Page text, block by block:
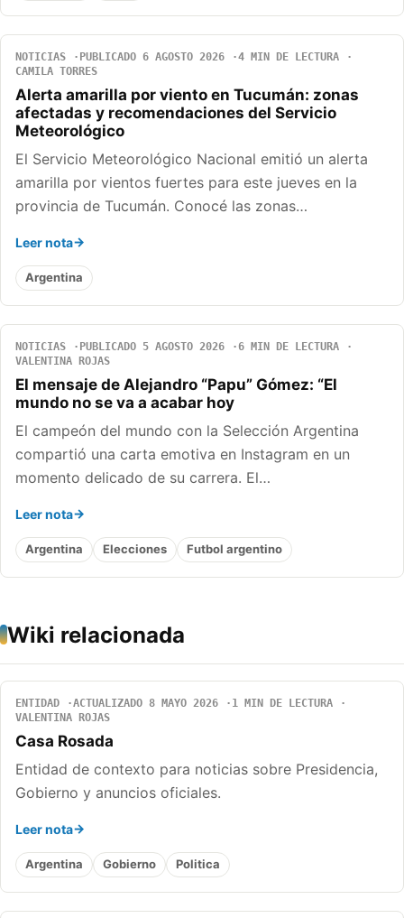
NOTICIAS PUBLICADO 6 AGOSTO 2026
4 MIN DE LECTURA
CAMILA TORRES
Alerta amarilla por viento en Tucumán: zonas
afectadas y recomendaciones del Servicio
Meteorológico
El Servicio Meteorológico Nacional emitió un alerta
amarilla por vientos fuertes para este jueves en la
provincia de Tucumán. Conocé las zonas…
Leer nota
Argentina
NOTICIAS PUBLICADO 5 AGOSTO 2026
6 MIN DE LECTURA
VALENTINA ROJAS
El mensaje de Alejandro “Papu” Gómez: “El
mundo no se va a acabar hoy
El campeón del mundo con la Selección Argentina
compartió una carta emotiva en Instagram en un
momento delicado de su carrera. El…
Leer nota
Argentina Elecciones Futbol argentino
Wiki relacionada
ENTIDAD ACTUALIZADO 8 MAYO 2026
1 MIN DE LECTURA
VALENTINA ROJAS
Casa Rosada
Entidad de contexto para noticias sobre Presidencia,
Gobierno y anuncios oficiales.
Leer nota
Argentina Gobierno Politica